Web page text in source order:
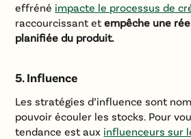
effréné impacte le processus de
raccourcissant etempêche une
planifiée du produit.
5. Influence
Les stratégies d’influence sont
pouvoir écouler les stocks. Pour
tendance est aux influenceurs sur